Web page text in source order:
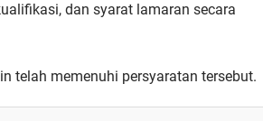
dan syarat lamaran secara
telah memenuhi persyaratan tersebut.